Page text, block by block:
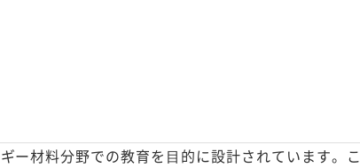
ー材料分野での教育を⽬的に設計されています。こ